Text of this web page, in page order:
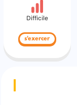
Difficile
s'exercer